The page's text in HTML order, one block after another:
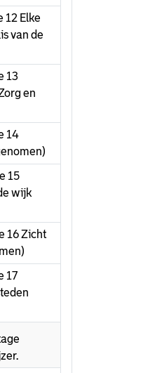
12 Elke
van de
13
en
14
15
wijk
16 Zicht
17